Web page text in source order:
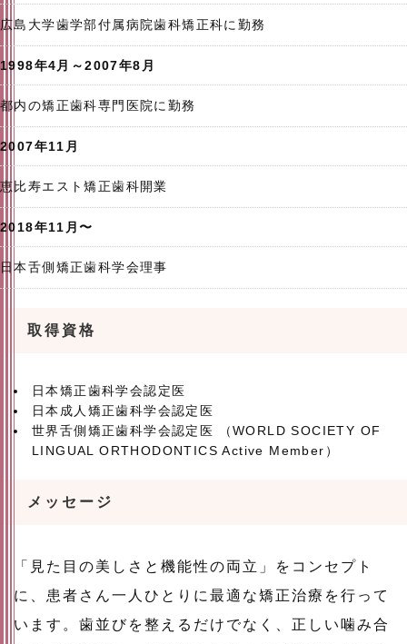
広島大学歯学部付属病院歯科矯正科に勤務
1998年4月～2007年8月
都内の矯正歯科専門医院に勤務
2007年11月
恵比寿エスト矯正歯科開業
2018年11月〜
日本舌側矯正歯科学会理事
取得資格
日本矯正歯科学会認定医
日本成人矯正歯科学会認定医
世界舌側矯正歯科学会認定医 （WORLD SOCIETY OF
LINGUAL ORTHODONTICS Active Member）
メッセージ
「見た目の美しさと機能性の両立」をコンセプト
に、患者さん一人ひとりに最適な矯正治療を行って
います。歯並びを整えるだけでなく、正しい噛み合